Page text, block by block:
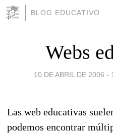
BLOG EDUCATIVO
Webs
10 DE ABRIL DE 2006 -
Las web educativas
podemos encontrar